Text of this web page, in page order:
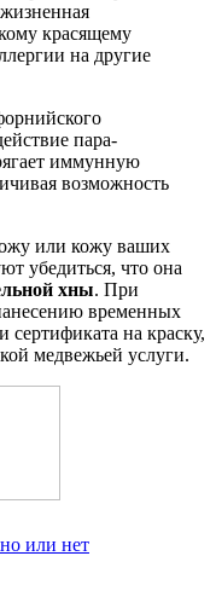
красящему
на другие
пара-
иммунную
возможность
или кожу ваших
убедиться, что она
хны. При
временных
сертификата на краску,
медвежьей услуги.
или нет